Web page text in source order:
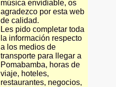
música envidiable, os
agradezco por esta web
de calidad.
Les pido completar toda
la información respecto
a los medios de
transporte para llegar a
Pomabamba, horas de
viaje, hoteles,
restaurantes, negocios,